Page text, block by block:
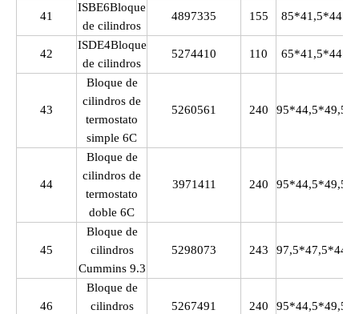
41
ISBE6Bloque
de cilindros
4897335 155 85*41,5*44
42
ISDE4Bloque
de cilindros
5274410 110 65*41,5*44
43
Bloque de
cilindros de
termostato
simple 6C
5260561 240 95*44,5*49,5
44
Bloque de
cilindros de
termostato
doble 6C
3971411 240 95*44,5*49,5
45
Bloque de
cilindros
Cummins 9.3
5298073 243 97,5*47,5*44
46
Bloque de
cilindros
5267491 240 95*44,5*49,5